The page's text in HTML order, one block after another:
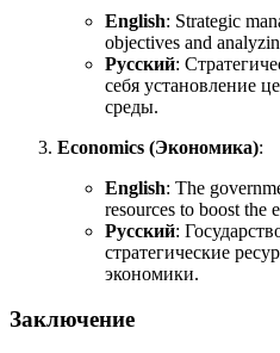
English: Strategic
objectives and
Русский:
себя установление
среды.
Economics (Экономика):
English: The
resources to boost the
Русский:
стратегические
экономики.
Заключение